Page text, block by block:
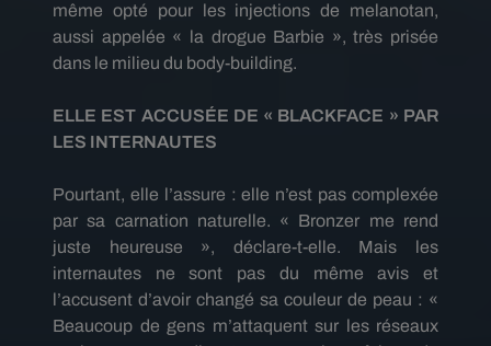
même opté pour les injections de
melanotan,
aussi appelée « la drogue Barbie », très prisée
dans le milieu du body-building.
ELLE EST ACCUSÉE DE « BLACKFACE » PAR
LES INTERNAUTES
Pourtant, elle l’assure : elle n’est pas complexée
par sa carnation naturelle. « Bronzer me rend
juste heureuse », déclare-t-elle.
Mais les
internautes ne sont pas du même avis et
l’accusent d’avoir changé sa couleur de peau : «
Beaucoup de gens m’attaquent sur les réseaux